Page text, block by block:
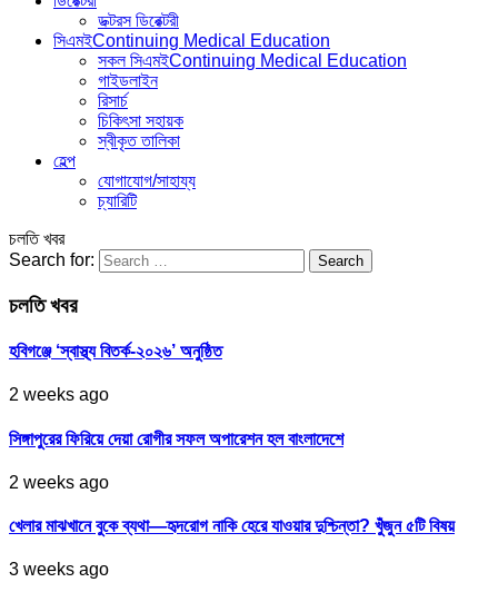
ডক্টরস ডিরেক্টরী
সিএমইContinuing Medical Education
সকল সিএমইContinuing Medical Education
গাইডলাইন
রিসার্চ
চিকিৎসা সহায়ক
স্বীকৃত তালিকা
হেল্প
যোগাযোগ/সাহায্য
চ্যারিটি
চলতি খবর
Search for:
চলতি খবর
হবিগঞ্জে ‘স্বাস্থ্য বিতর্ক-২০২৬’ অনুষ্ঠিত
2 weeks ago
সিঙ্গাপুরের ফিরিয়ে দেয়া রোগীর সফল অপারেশন হল বাংলাদেশে
2 weeks ago
খেলার মাঝখানে বুকে ব্যথা—হৃদরোগ নাকি হেরে যাওয়ার দুশ্চিন্তা? খুঁজুন ৫টি বিষয়
3 weeks ago